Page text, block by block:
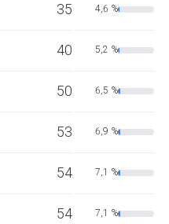
35 4,6 %
40 5,2 %
50 6,5 %
53 6,9 %
54 7,1 %
54 7,1 %